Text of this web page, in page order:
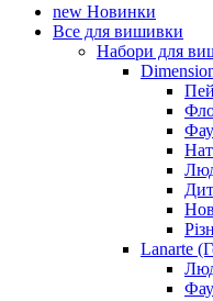
new Новинки
Все для вишивки
Набори для
Lanarte